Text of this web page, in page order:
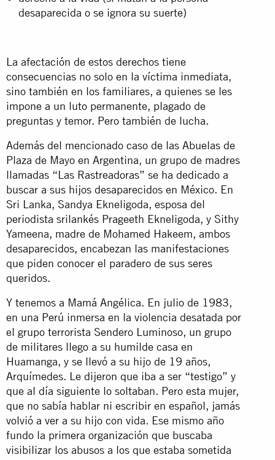
desaparecida o se ignora su suerte)
La afectación de estos derechos tiene
consecuencias no solo en la víctima inmediata,
sino también en los familiares, a quienes se les
impone a un luto permanente, plagado de
preguntas y temor. Pero también de lucha.
Además del mencionado caso de las Abuelas de
Plaza de Mayo en Argentina, un grupo de madres
llamadas “Las Rastreadoras” se ha dedicado a
buscar a sus hijos desaparecidos en México. En
Sri Lanka, Sandya Ekneligoda, esposa del
periodista srilankés Prageeth Ekneligoda, y Sithy
Yameena, madre de Mohamed Hakeem, ambos
desaparecidos, encabezan las manifestaciones
que piden conocer el paradero de sus seres
queridos.
Y tenemos a Mamá Angélica. En julio de 1983,
en una Perú inmersa en la violencia desatada por
el grupo terrorista Sendero Luminoso, un grupo
de militares llego a su humilde casa en
Huamanga, y se llevó a su hijo de 19 años,
Arquímedes. Le dijeron que iba a ser “testigo” y
que al día siguiente lo soltaban. Pero esta mujer,
que no sabía hablar ni escribir en español, jamás
volvió a ver a su hijo con vida. Ese mismo año
fundo la primera organización que buscaba
visibilizar los abusos a los que estaba sometida